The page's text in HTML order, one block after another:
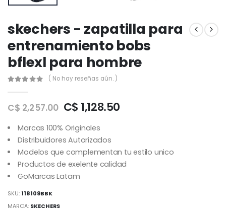
skechers - zapatilla para
entrenamiento bobs
bflexl para hombre
( No hay reseñas aún. )
C$ 2,257.00 C$ 1,128.50
Marcas 100% Originales
Distribuidores Autorizados
Modelos que complementan tu estilo unico
Productos de exelente calidad
GoMarcas Latam
SKU: 118109BBK
MARCA: SKECHERS